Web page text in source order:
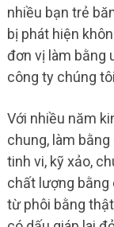
nhiều bạn trẻ
bị phát hiện
đơn vị làm bằng
công ty chúng
Với nhiều năm
chung, làm
tinh vi, kỹ xảo,
chất lượng bằng
từ phôi bằng